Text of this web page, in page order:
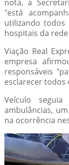
nota, a
"está
utilizando todos
hospitais da
Viação Real
empresa
responsáveis
esclarecer todos
Veículo
ambulâncias,
na ocorrência